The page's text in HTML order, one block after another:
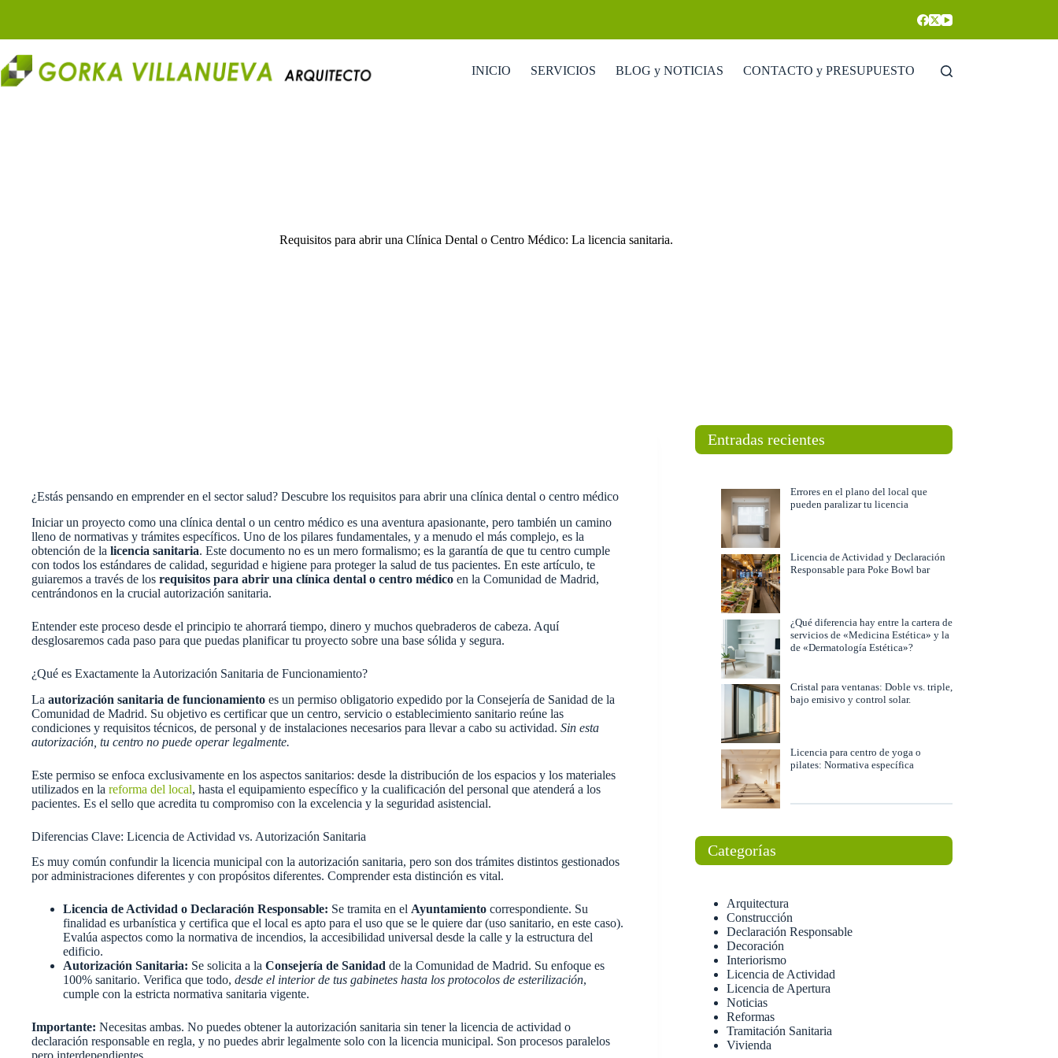
INICIO SERVICIOS BLOG y NOTICIAS CONTACTO y PRESUPUESTO
Requisitos para abrir una Clínica Dental o Centro Médico: La licencia sanitaria.
¿Estás pensando en emprender en el sector salud? Descubre los requisitos para abrir una clínica dental o centro médico
Iniciar un proyecto como una clínica dental o un centro médico es una aventura apasionante, pero también un camino
lleno de normativas y trámites específicos. Uno de los pilares fundamentales, y a menudo el más complejo, es la
obtención de la licencia sanitaria. Este documento no es un mero formalismo; es la garantía de que tu centro cumple
con todos los estándares de calidad, seguridad e higiene para proteger la salud de tus pacientes. En este artículo, te
guiaremos a través de los requisitos para abrir una clínica dental o centro médico en la Comunidad de Madrid,
centrándonos en la crucial autorización sanitaria.
Entender este proceso desde el principio te ahorrará tiempo, dinero y muchos quebraderos de cabeza. Aquí
desglosaremos cada paso para que puedas planificar tu proyecto sobre una base sólida y segura.
¿Qué es Exactamente la Autorización Sanitaria de Funcionamiento?
La autorización sanitaria de funcionamiento es un permiso obligatorio expedido por la Consejería de Sanidad de la
Comunidad de Madrid. Su objetivo es certificar que un centro, servicio o establecimiento sanitario reúne las
condiciones y requisitos técnicos, de personal y de instalaciones necesarios para llevar a cabo su actividad. Sin esta
autorización, tu centro no puede operar legalmente.
Este permiso se enfoca exclusivamente en los aspectos sanitarios: desde la distribución de los espacios y los materiales
utilizados en la reforma del local, hasta el equipamiento específico y la cualificación del personal que atenderá a los
pacientes. Es el sello que acredita tu compromiso con la excelencia y la seguridad asistencial.
Diferencias Clave: Licencia de Actividad vs. Autorización Sanitaria
Es muy común confundir la licencia municipal con la autorización sanitaria, pero son dos trámites distintos gestionados
por administraciones diferentes y con propósitos diferentes. Comprender esta distinción es vital.
Licencia de Actividad o Declaración Responsable: Se tramita en el Ayuntamiento correspondiente. Su
finalidad es urbanística y certifica que el local es apto para el uso que se le quiere dar (uso sanitario, en este caso).
Evalúa aspectos como la normativa de incendios, la accesibilidad universal desde la calle y la estructura del
edificio.
Autorización Sanitaria: Se solicita a la Consejería de Sanidad de la Comunidad de Madrid. Su enfoque es
100% sanitario. Verifica que todo, desde el interior de tus gabinetes hasta los protocolos de esterilización,
cumple con la estricta normativa sanitaria vigente.
Importante: Necesitas ambas. No puedes obtener la autorización sanitaria sin tener la licencia de actividad o
declaración responsable en regla, y no puedes abrir legalmente solo con la licencia municipal. Son procesos paralelos
Entradas recientes
Errores en el plano del local que
pueden paralizar tu licencia
Licencia de Actividad y Declaración
Responsable para Poke Bowl bar
¿Qué diferencia hay entre la cartera de
servicios de «Medicina Estética» y la
de «Dermatología Estética»?
Cristal para ventanas: Doble vs. triple,
bajo emisivo y control solar.
Licencia para centro de yoga o
pilates: Normativa específica
Categorías
Arquitectura
Construcción
Declaración Responsable
Decoración
Interiorismo
Licencia de Actividad
Licencia de Apertura
Noticias
Reformas
Tramitación Sanitaria
Vivienda